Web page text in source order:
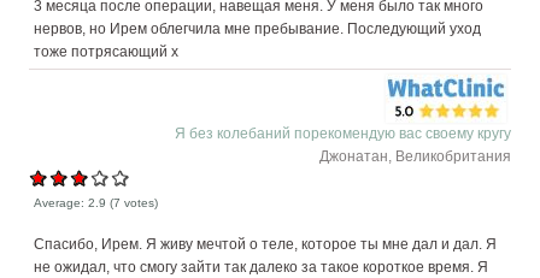
3 месяца после операции, навещая меня. У меня было так много
нервов, но Ирем облегчила мне пребывание. Последующий уход
тоже потрясающий х
Я без колебаний порекомендую вас своему кругу
Джонатан, Великобритания
Average:2.9 (7 votes)
Спасибо, Ирем. Я живу мечтой о теле, которое ты мне дал и дал. Я
не ожидал, что смогу зайти так далеко за такое короткое время. Я